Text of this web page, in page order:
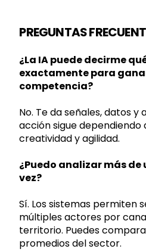
PREGUNTAS
¿La IA puede decirme
exactamente para
competencia?
No. Te da señales, datos y
acción sigue dependiendo
creatividad y agilidad.
¿Puedo analizar más
vez?
Sí. Los sistemas permiten
múltiples actores por
territorio. Puedes
promedios del sector.